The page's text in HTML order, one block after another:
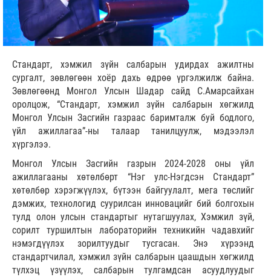
Стандарт, хэмжил зүйн салбарын удирдах ажилтны
сургалт, зөвлөгөөн хоёр дахь өдрөө үргэлжилж байна.
Зөвлөгөөнд Монгол Улсын Шадар сайд С.Амарсайхан
оролцож, “Стандарт, хэмжил зүйн салбарын хөгжилд
Монгол Улсын Засгийн газраас баримталж буй бодлого,
үйл ажиллагаа”-ны талаар танилцуулж, мэдээлэл
хүргэлээ.
Монгол Улсын Засгийн газрын 2024-2028 оны үйл
ажиллагааны хөтөлбөрт “Нэг улс-Нэгдсэн Стандарт”
хөтөлбөр хэрэгжүүлэх, бүтээн байгуулалт, мега төслийг
дэмжих, технологид суурилсан инновацийг бий болгохын
тулд олон улсын стандартыг нутагшуулах, Хэмжил зүй,
сорилт туршилтын лабораторийн техникийн чадавхийг
нэмэгдүүлэх зорилтуудыг тусгасан. Энэ хүрээнд
стандартчилал, хэмжил зүйн салбарын цаашдын хөгжилд
түлхэц үзүүлэх, салбарын тулгамдсан асуудлуудыг